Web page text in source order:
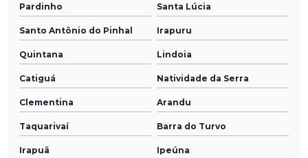
Pardinho Santa Lúcia
Santo Antônio do Pinhal Irapuru
Quintana Lindoia
Catiguá Natividade da Serra
Clementina Arandu
Taquarivaí Barra do Turvo
Irapuã Ipeúna